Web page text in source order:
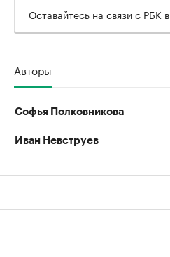
Оставайтесь на связи с РБК в
Авторы
Софья Полковникова
Иван Невструев